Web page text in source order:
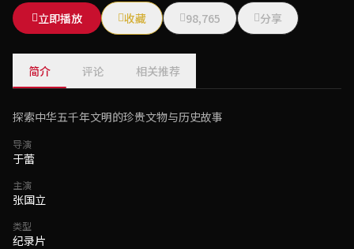
立即播放 收藏 98,765 分享
简介 评论 相关推荐
探索中华五千年文明的珍贵文物与历史故事
导演
于蕾
主演
张国立
类型
纪录片